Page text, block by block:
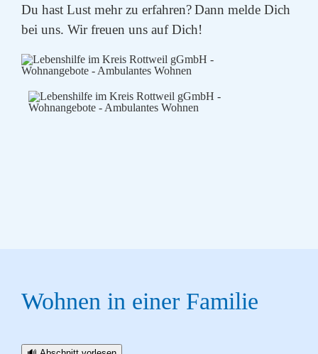
Du hast Lust mehr zu erfahren?Dann melde Dich
bei uns. Wir freuen uns auf Dich!
Wohnen in einer Familie